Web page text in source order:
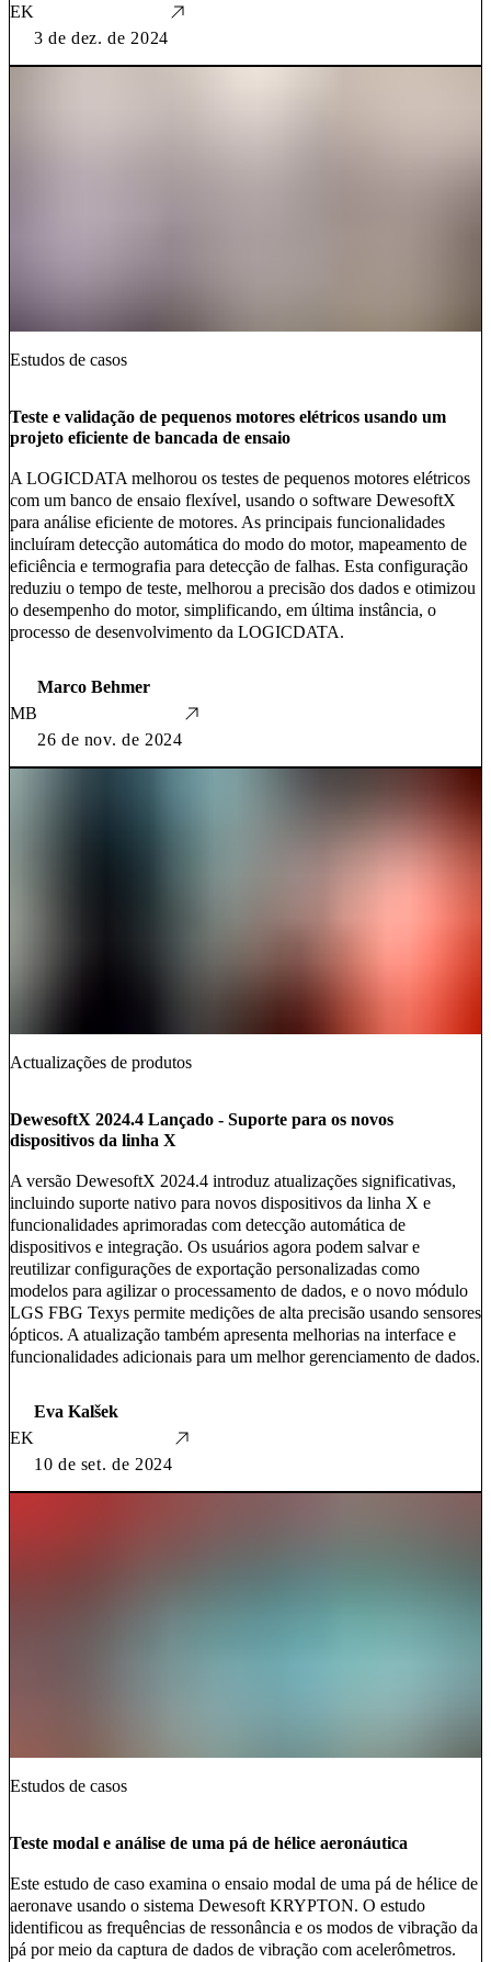
EK
3 de dez. de 2024
Estudos de casos
Teste e validação de pequenos motores elétricos usando um
projeto eficiente de bancada de ensaio
A LOGICDATA melhorou os testes de pequenos motores elétricos
com um banco de ensaio flexível, usando o software DewesoftX
para análise eficiente de motores. As principais funcionalidades
incluíram detecção automática do modo do motor, mapeamento de
eficiência e termografia para detecção de falhas. Esta configuração
reduziu o tempo de teste, melhorou a precisão dos dados e otimizou
o desempenho do motor, simplificando, em última instância, o
processo de desenvolvimento da LOGICDATA.
MB
Marco Behmer
26 de nov. de 2024
Actualizações de produtos
DewesoftX 2024.4 Lançado - Suporte para os novos
dispositivos da linha X
A versão DewesoftX 2024.4 introduz atualizações significativas,
incluindo suporte nativo para novos dispositivos da linha X e
funcionalidades aprimoradas com detecção automática de
dispositivos e integração. Os usuários agora podem salvar e
reutilizar configurações de exportação personalizadas como
modelos para agilizar o processamento de dados, e o novo módulo
LGS FBG Texys permite medições de alta precisão usando sensores
ópticos. A atualização também apresenta melhorias na interface e
funcionalidades adicionais para um melhor gerenciamento de dados.
EK
Eva Kalšek
10 de set. de 2024
Estudos de casos
Teste modal e análise de uma pá de hélice aeronáutica
Este estudo de caso examina o ensaio modal de uma pá de hélice de
aeronave usando o sistema Dewesoft KRYPTON. O estudo
identificou as frequências de ressonância e os modos de vibração da
pá por meio da captura de dados de vibração com acelerômetros.